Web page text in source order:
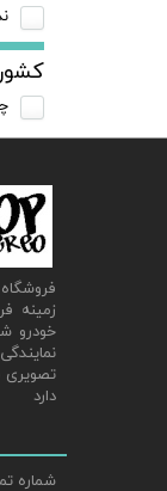
زمینه
تصویری
دارد
شماره تماس : 88457837